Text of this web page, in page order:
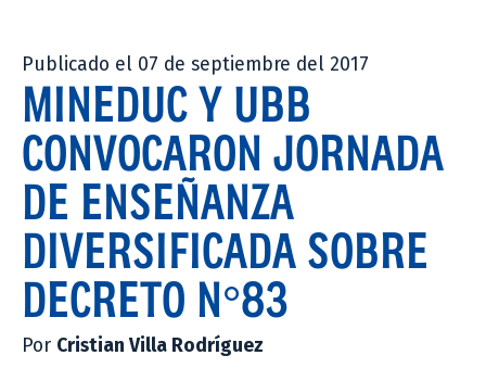
Publicado el 07 de septiembre del 2017
MINEDUC Y UBB
CONVOCARON JORNADA
DE ENSEÑANZA
DIVERSIFICADA SOBRE
DECRETO N°83
Por Cristian Villa Rodríguez